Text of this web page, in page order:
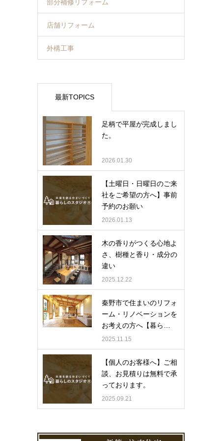
部分補修リフォーム
店舗リフォーム
外構工事
最新TOPICS
足柄で平屋が完成しまし
た。
2026.01.30
【土曜日・日曜日のご来
社をご希望の方へ】事前
予約のお願い
2026.01.13
木の香りがつくる心地よ
さ、樹種と香り・成分の
違い
2025.12.22
秦野市で住まいのリフォ
ーム・リノベーションを
お考えの方へ【暮ら…
2025.11.15
【個人のお客様へ】ご相
談、お見積りは無料で承
っております。
2025.09.21